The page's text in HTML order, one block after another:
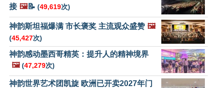
接 🖼️📝 (49,619次)
神韵斯坦福爆满 市长褒奖 主流观众盛赞 🖼️
(45,427次)
神韵感动墨西哥精英：提升人的精神境界
🖼️ (47,279次)
神韵世界艺术团凯旋 欧洲已开卖2027年门